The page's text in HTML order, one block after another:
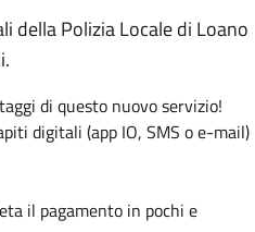
della Polizia Locale di Loano
di questo nuovo servizio!
digitali (app IO, SMS o e-mail)
il pagamento in pochi e